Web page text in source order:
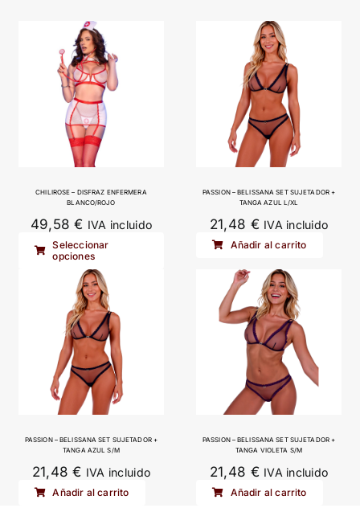
CHILIROSE – DISFRAZ ENFERMERA
BLANCO/ROJO
49,58€ IVA incluido
Seleccionar
opciones
múltiples
variantes.
PASSION – BELISSANA SET SUJETADOR +
TANGA AZUL L/XL
21,48 € IVA incluido
Añadir al carrito
PASSION – BELISSANA SET SUJETADOR +
TANGA AZUL S/M
21,48€ IVA incluido
Añadir al carrito
PASSION – BELISSANA SET SUJETADOR +
TANGA VIOLETA S/M
21,48 € IVA incluido
Añadir al carrito